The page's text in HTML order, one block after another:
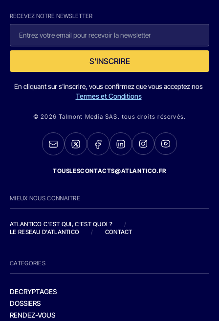
RECEVEZ NOTRE NEWSLETTER
S'INSCRIRE
En cliquant sur s'inscrire, vous confirmez que vous acceptez nos
Termes et Conditions
© 2026 Talmont Media SAS. tous droits réservés.
TOUSLESCONTACTS@ATLANTICO.FR
MIEUX NOUS CONNAITRE
ATLANTICO C'EST QUI, C'EST QUOI ?
/
LE RESEAU D'ATLANTICO
/ CONTACT
CATEGORIES
DECRYPTAGES
DOSSIERS
RENDEZ-VOUS